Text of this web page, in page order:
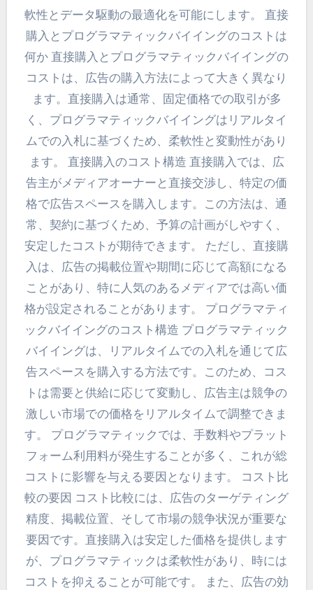
軟性とデータ駆動の最適化を可能にします。 直接
購入とプログラマティックバイイングのコストは
何か 直接購入とプログラマティックバイイングの
コストは、広告の購入方法によって大きく異なり
ます。直接購入は通常、固定価格での取引が多
く、プログラマティックバイイングはリアルタイ
ムでの入札に基づくため、柔軟性と変動性があり
ます。 直接購入のコスト構造 直接購入では、広
告主がメディアオーナーと直接交渉し、特定の価
格で広告スペースを購入します。この方法は、通
常、契約に基づくため、予算の計画がしやすく、
安定したコストが期待できます。 ただし、直接購
入は、広告の掲載位置や期間に応じて高額になる
ことがあり、特に人気のあるメディアでは高い価
格が設定されることがあります。 プログラマティ
ックバイイングのコスト構造 プログラマティック
バイイングは、リアルタイムでの入札を通じて広
告スペースを購入する方法です。このため、コス
トは需要と供給に応じて変動し、広告主は競争の
激しい市場での価格をリアルタイムで調整できま
す。 プログラマティックでは、手数料やプラット
フォーム利用料が発生することが多く、これが総
コストに影響を与える要因となります。 コスト比
較の要因 コスト比較には、広告のターゲティング
精度、掲載位置、そして市場の競争状況が重要な
要因です。直接購入は安定した価格を提供します
が、プログラマティックは柔軟性があり、時には
コストを抑えることが可能です。 また、広告の効